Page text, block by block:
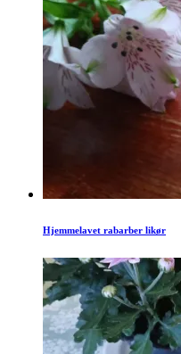
Hjemmelavet rabarber likør